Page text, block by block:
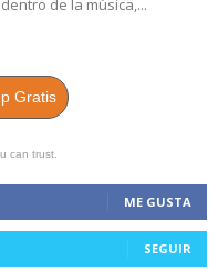
de la música,...
Gratis
can trust.
ME GUSTA
SEGUIR